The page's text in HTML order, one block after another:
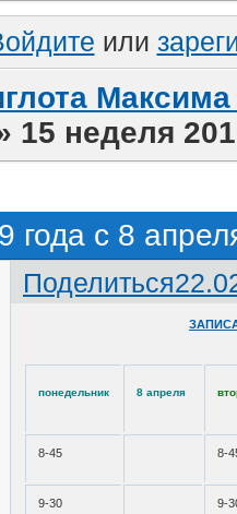
или
15 неделя
года с 8
Поделиться
понедельник 8 апреля
8-45 8-
9-30 9-